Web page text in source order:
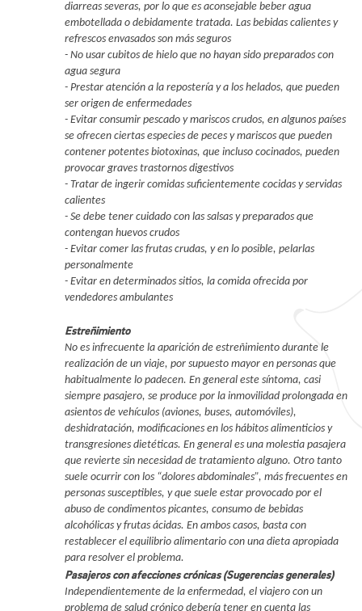
diarreas severas, por lo que es aconsejable beber agua
embotellada o debidamente tratada. Las bebidas calientes y
refrescos envasados son más seguros
- No usar cubitos de hielo que no hayan sido preparados con
agua segura
- Prestar atención a la repostería y a los helados, que pueden
ser origen de enfermedades
- Evitar consumir pescado y mariscos crudos, en algunos países
se ofrecen ciertas especies de peces y mariscos que pueden
contener potentes biotoxinas, que incluso cocinados, pueden
provocar graves trastornos digestivos
- Tratar de ingerir comidas suficientemente cocidas y servidas
calientes
- Se debe tener cuidado con las salsas y preparados que
contengan huevos crudos
- Evitar comer las frutas crudas, y en lo posible, pelarlas
personalmente
- Evitar en determinados sitios, la comida ofrecida por
vendedores ambulantes
Estreñimiento
No es infrecuente la aparición de estreñimiento durante le
realización de un viaje, por supuesto mayor en personas que
habitualmente lo padecen. En general este síntoma, casi
siempre pasajero, se produce por la inmovilidad prolongada en
asientos de vehículos (aviones, buses, automóviles),
deshidratación, modificaciones en los hábitos alimenticios y
transgresiones dietéticas. En general es una molestia pasajera
que revierte sin necesidad de tratamiento alguno. Otro tanto
suele ocurrir con los “dolores abdominales”, más frecuentes en
personas susceptibles, y que suele estar provocado por el
abuso de condimentos picantes, consumo de bebidas
alcohólicas y frutas ácidas. En ambos casos, basta con
restablecer el equilibrio alimentario con una dieta apropiada
para resolver el problema.
Pasajeros con afecciones crónicas (Sugerencias generales)
Independientemente de la enfermedad, el viajero con un
problema de salud crónico debería tener en cuenta las